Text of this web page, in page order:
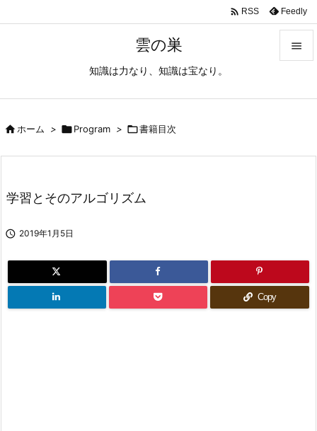
雲の巣
知識は力なり、知識は宝なり。

 RSS Feedly
ホーム > Program > 書籍目次
学習とそのアルゴリズム
 2019年1月5日
Copy